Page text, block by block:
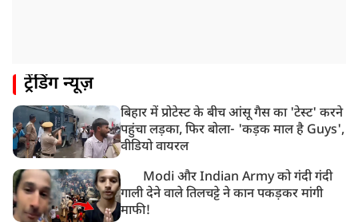
ट्रेंडिंग न्यूज़
बिहार में प्रोटेस्ट के बीच आंसू गैस का 'टेस्ट' करने
पहुंचा लड़का, फिर बोला- 'कड़क माल है Guys',
वीडियो वायरल
Modi और Indian Army को गंदी गंदी
गाली देने वाले तिलचट्टे ने कान पकड़कर मांगी
माफी!